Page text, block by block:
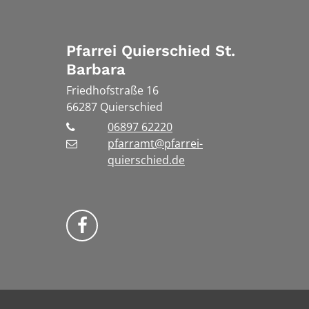
Pfarrei Quierschied St.
Barbara
Friedhofstraße 16
66287 Quierschied
06897 62220
pfarramt@pfarrei-
quierschied.de
Bistum Trier auf Facebook